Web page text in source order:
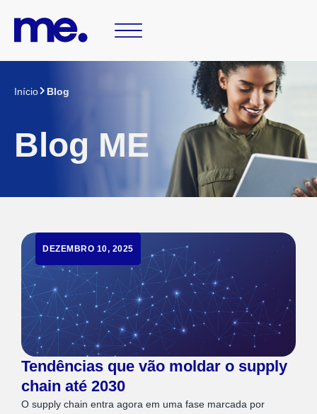
Início Blog
Blog ME
DEZEMBRO 10, 2025
Tendências que vão moldar o supply
chain até 2030
O supply chain entra agora em uma fase marcada por